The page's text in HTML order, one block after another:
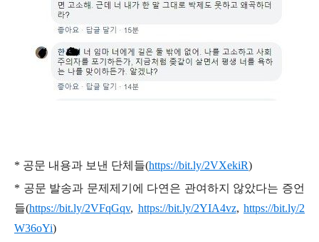
* 공문 내용과 보낸 단체들(https://bit.ly/2VXekiR)
* 공문 발송과 문제제기에 다연은 관여하지 않았다는 증언
들(https://bit.ly/2VFqGqv, https://bit.ly/2YIA4vz, https://bit.ly/2
W36oYi)